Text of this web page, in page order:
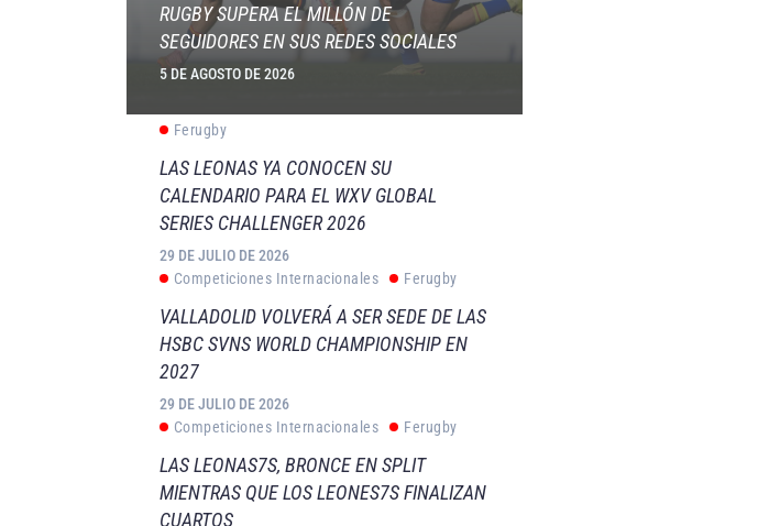
RUGBY SUPERA EL MILLÓN DE
SEGUIDORES EN SUS REDES SOCIALES
5 DE AGOSTO DE 2026
Ferugby
LAS LEONAS YA CONOCEN SU
CALENDARIO PARA EL WXV GLOBAL
SERIES CHALLENGER 2026
29 DE JULIO DE 2026
Competiciones Internacionales
Ferugby
VALLADOLID VOLVERÁ A SER SEDE DE LAS
HSBC SVNS WORLD CHAMPIONSHIP EN
2027
29 DE JULIO DE 2026
Competiciones Internacionales
Ferugby
LAS LEONAS7S, BRONCE EN SPLIT
MIENTRAS QUE LOS LEONES7S FINALIZAN
CUARTOS